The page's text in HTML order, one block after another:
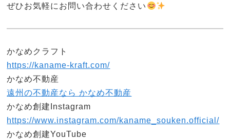
ぜひお気軽にお問い合わせください
かなめクラフト
https://kaname-kraft.com/
かなめ不動産
遠州の不動産なら かなめ不動産
かなめ創建Instagram
https://www.instagram.com/kaname_souken.official/
かなめ創建YouTube